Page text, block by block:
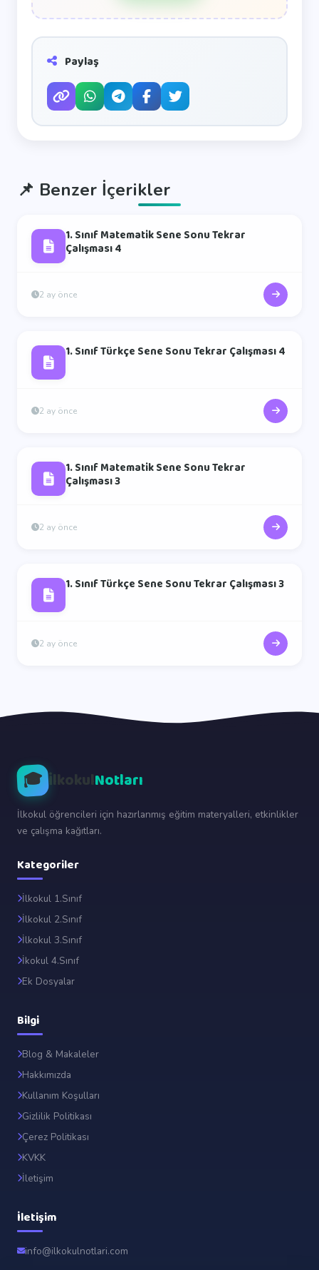
Paylaş
📌 Benzer İçerikler
1. Sınıf Matematik Sene Sonu Tekrar
Çalışması 4
2 ay önce
1. Sınıf Türkçe Sene Sonu Tekrar Çalışması 4
2 ay önce
1. Sınıf Matematik Sene Sonu Tekrar
Çalışması 3
2 ay önce
1. Sınıf Türkçe Sene Sonu Tekrar Çalışması 3
2 ay önce
🎓 İlkokulNotları
İlkokul öğrencileri için hazırlanmış eğitim materyalleri, etkinlikler
ve çalışma kağıtları.
Kategoriler
İlkokul 1.Sınıf
İlkokul 2.Sınıf
İlkokul 3.Sınıf
İkokul 4.Sınıf
Ek Dosyalar
Bilgi
Blog & Makaleler
Hakkımızda
Kullanım Koşulları
Gizlilik Politikası
Çerez Politikası
KVKK
İletişim
İletişim
info@ilkokulnotlari.com